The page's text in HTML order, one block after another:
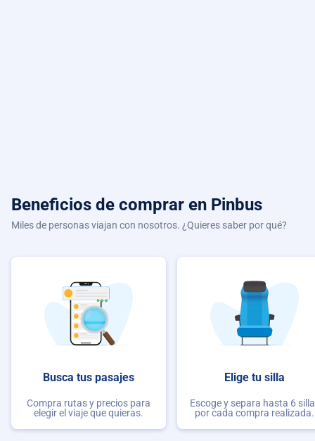
Beneficios de comprar en Pinbus
Miles de personas viajan con nosotros. ¿Quieres saber por qué?
Busca tus pasajes
Compra rutas y precios para
elegir el viaje que quieras.
Elige tu silla
Escoge y separa hasta 6
por cada compra realizada.